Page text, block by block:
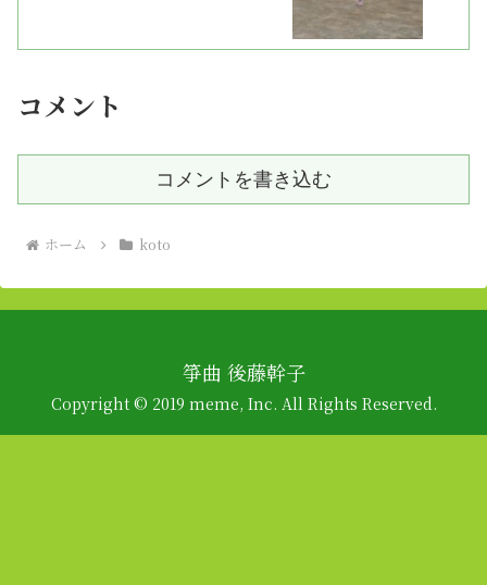
コメント
コメントを書き込む
ホーム koto
箏曲 後藤幹子
Copyright © 2019 meme, Inc. All Rights Reserved.